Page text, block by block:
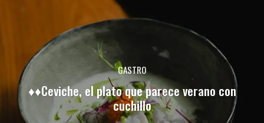
GASTRO
♦♦Ceviche, el plato que parece verano con
cuchillo